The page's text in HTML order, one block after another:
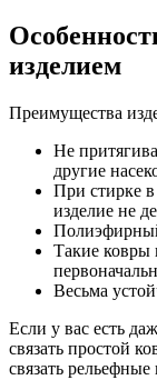
изделием
Преимущества
Не
другие
При стирке в
изделие не
Такие ковры
Весьма
Если у вас есть
связать простой
связать рельефные